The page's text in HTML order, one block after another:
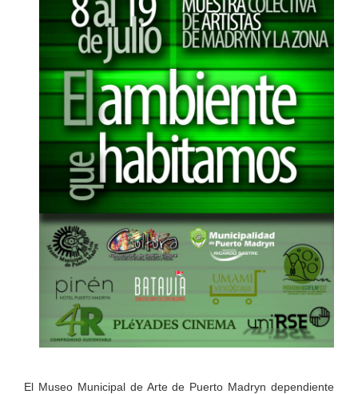
El Museo Municipal de Arte de Puerto Madryn dependiente